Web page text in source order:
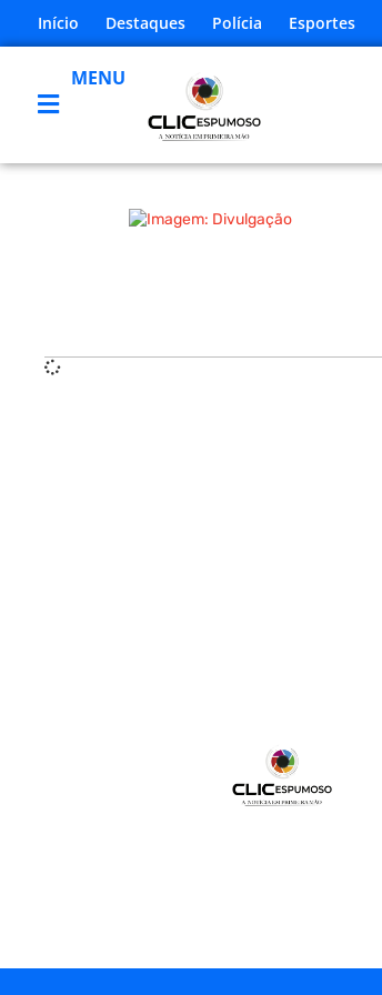
Início Destaques Polícia Esportes
MENU